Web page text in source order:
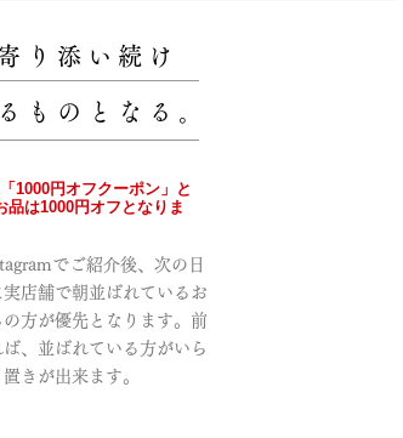
り添い続け
ものとなる。
1000円オフクーポン」と
品は1000円オフとなりま
でご紹介後、次の日
店舗で朝並ばれているお
方が優先となります。前
、並ばれている方がいら
きが出来ます。